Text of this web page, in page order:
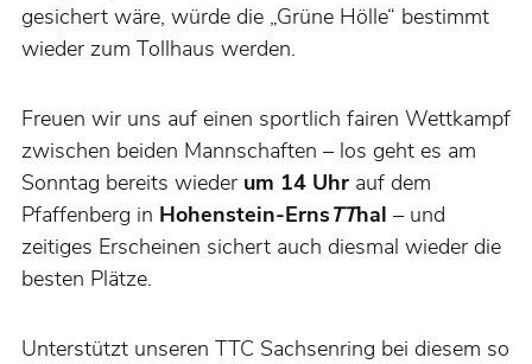
gesichert wäre, würde die „Grüne Hölle“ bestimmt
wieder zum Tollhaus werden.
Freuen wir uns auf einen sportlich fairen Wettkampf
zwischen beiden Mannschaften – los geht es am
Sonntag bereits wieder um 14 Uhr auf dem
Pfaffenberg in Hohenstein-ErnsTThal – und
zeitiges Erscheinen sichert auch diesmal wieder die
besten Plätze.
Unterstützt unseren TTC Sachsenring bei diesem so